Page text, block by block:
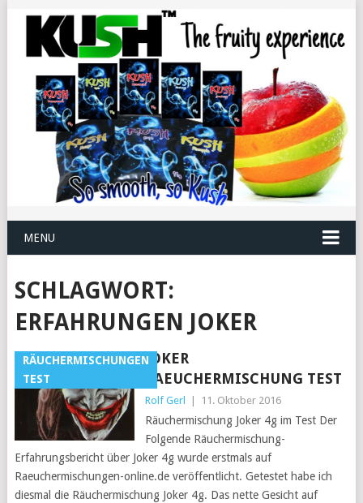
MENU
SCHLAGWORT:
ERFAHRUNGEN JOKER
RÄUCHERMISCHUNGEN
TEST
JOKER
RAEUCHERMISCHUNG TEST
Rolf Gerl 11. Oktober 2016
Räuchermischung Joker 4g im Test Der
Folgende Räuchermischung-
Erfahrungsbericht über Joker 4g wurde erstmals auf
Raeuchermischungen-online.de veröffentlicht. Getestet habe ich
diesmal die Räuchermischung Joker 4g. Das nette Gesicht auf